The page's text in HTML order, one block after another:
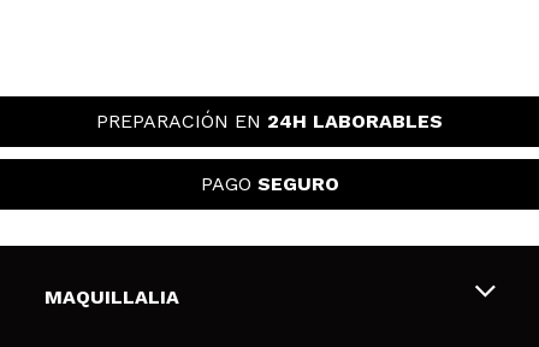
PREPARACIÓN EN 24H LABORABLES
PAGO SEGURO
MAQUILLALIA